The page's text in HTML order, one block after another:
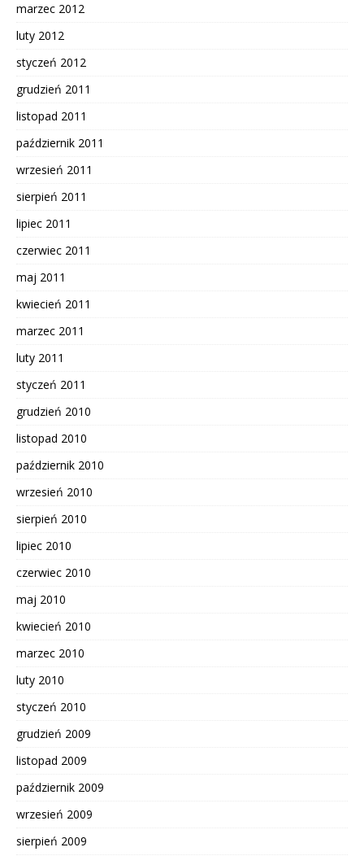
marzec 2012
luty 2012
styczeń 2012
grudzień 2011
listopad 2011
październik 2011
wrzesień 2011
sierpień 2011
lipiec 2011
czerwiec 2011
maj 2011
kwiecień 2011
marzec 2011
luty 2011
styczeń 2011
grudzień 2010
listopad 2010
październik 2010
wrzesień 2010
sierpień 2010
lipiec 2010
czerwiec 2010
maj 2010
kwiecień 2010
marzec 2010
luty 2010
styczeń 2010
grudzień 2009
listopad 2009
październik 2009
wrzesień 2009
sierpień 2009